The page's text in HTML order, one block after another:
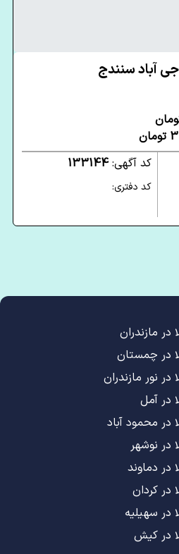
کد آگهی: 133144
کد دفتری:
در مازندران
در چمستان
در نور مازندران
در آمل
در محمود آباد
در نوشهر
در دماوند
در کردان
در سهیلیه
در کیش